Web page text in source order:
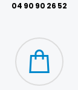
04 90 90 26 52